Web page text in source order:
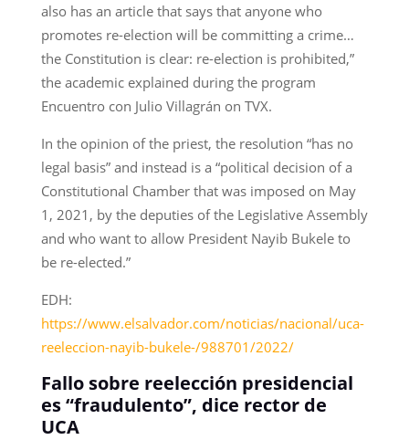
also has an article that says that anyone who
promotes re-election will be committing a crime…
the Constitution is clear: re-election is prohibited,”
the academic explained during the program
Encuentro con Julio Villagrán on TVX.
In the opinion of the priest, the resolution “has no
legal basis” and instead is a “political decision of a
Constitutional Chamber that was imposed on May
1, 2021, by the deputies of the Legislative Assembly
and who want to allow President Nayib Bukele to
be re-elected.”
EDH:
https://www.elsalvador.com/noticias/nacional/uca-
reeleccion-nayib-bukele-/988701/2022/
Fallo sobre reelección presidencial
es “fraudulento”, dice rector de
UCA